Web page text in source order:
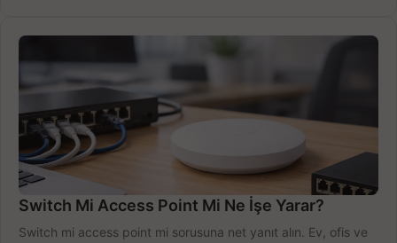
Switch Mi Access Point Mi Ne İşe Yarar?
Switch mi access point mi sorusuna net yanıt alın. Ev, ofis ve